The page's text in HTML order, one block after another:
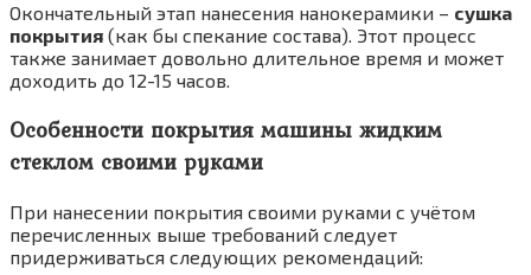
Окончательный этап нанесения нанокерамики – сушка
покрытия (как бы спекание состава). Этот процесс
также занимает довольно длительное время и может
доходить до 12-15 часов.
Особенности покрытия машины жидким
стеклом своими руками
При нанесении покрытия своими руками с учётом
перечисленных выше требований следует
придерживаться следующих рекомендаций: